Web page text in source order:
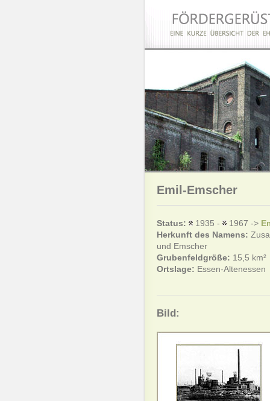
Emil-Emscher
Status: 1935 - 1967 ->
Herkunft des Namens:
und Emscher
Grubenfeldgröße: 15,5 km²
Ortslage: Essen-Altenessen
Bild: